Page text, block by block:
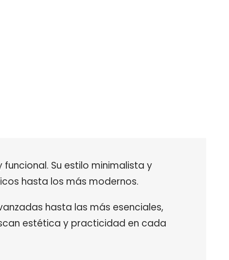
Su estilo minimalista y
hasta los más modernos.
hasta las más esenciales,
estética y practicidad en cada